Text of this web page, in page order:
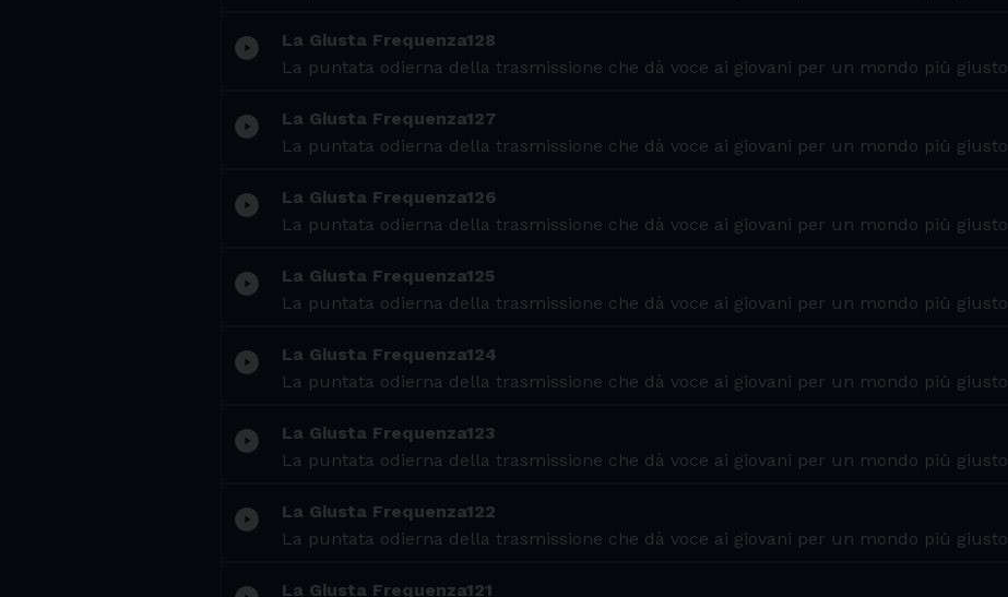
play_circle_filled
La Giusta Frequenza128
La puntata odierna della trasmissione che dà voce ai giovani per un mondo più giusto
play_circle_filled
La Giusta Frequenza127
La puntata odierna della trasmissione che dà voce ai giovani per un mondo più giusto
play_circle_filled
La Giusta Frequenza126
La puntata odierna della trasmissione che dà voce ai giovani per un mondo più giusto
play_circle_filled
La Giusta Frequenza125
La puntata odierna della trasmissione che dà voce ai giovani per un mondo più giusto
play_circle_filled
La Giusta Frequenza124
La puntata odierna della trasmissione che dà voce ai giovani per un mondo più giusto
play_circle_filled
La Giusta Frequenza123
La puntata odierna della trasmissione che dà voce ai giovani per un mondo più giusto
play_circle_filled
La Giusta Frequenza122
La puntata odierna della trasmissione che dà voce ai giovani per un mondo più giusto
La Giusta Frequenza121